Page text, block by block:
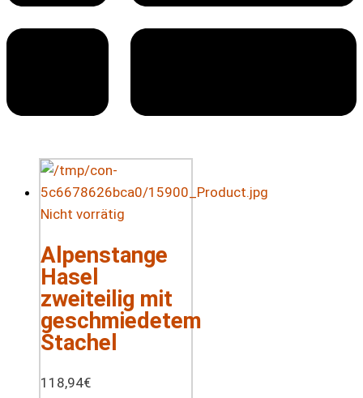
Nicht vorrätig
Alpenstange
Hasel
zweiteilig mit
geschmiedetem
Stachel
118,94€